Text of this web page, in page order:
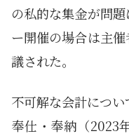
の私的な集金が問
ー開催の場合は主
議された。
不可解な会計につ
奉仕・奉納（2023